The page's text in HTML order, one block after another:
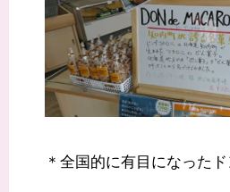
＊全国的に有目になった